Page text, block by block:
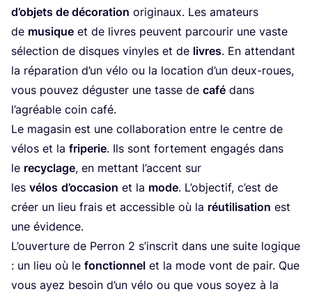
d’ob­jets de déco­ra­tion ori­gi­naux. Les ama­teurs
de musique et de livres peuvent par­cou­rir une vaste
sélec­tion de disques vinyles et de livres. En atten­dant
la répa­ra­tion d’un vélo ou la loca­tion d’un deux-roues,
vous pou­vez dégus­ter une tasse de café dans
l’a­gréable coin café.
Le maga­sin est une col­la­bo­ra­tion entre le centre de
vélos et la fri­pe­rie. Ils sont for­te­ment enga­gés dans
le recy­clage, en met­tant l’ac­cent sur
les vélos d’oc­ca­sion et la mode. L’ob­jec­tif, c’est de
créer un lieu frais et acces­sible où la réuti­li­sa­tion est
une évidence.
L’ou­ver­ture de Per­ron 2 s’ins­crit dans une suite logique
: un lieu où le fonc­tion­nel et la mode vont de pair. Que
vous ayez besoin d’un vélo ou que vous soyez à la